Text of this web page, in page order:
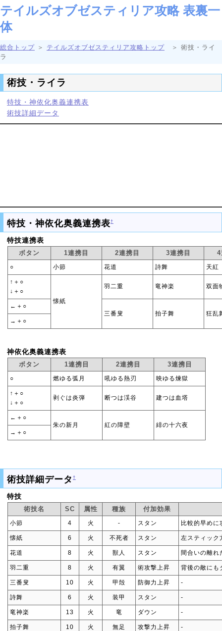
テイルズオブゼスティリア攻略 表裏一
体
総合トップ ＞ テイルズオブゼスティリア攻略トップ ＞ 術技・ライ
ラ
術技・ライラ
特技・神依化奥義連携表
術技詳細データ
特技・神依化奥義連携表†
特技連携表
ボタン 1連携目 2連携目 3連携目
○ 小節 花道 詩舞 天紅
↑＋○
↓＋○
懐紙
羽二重 竜神楽 双面
←＋○
三番叟
拍子舞
狂乱
→＋○
神依化奥義連携表
ボタン 1連携目 2連携目 3連携目
○ 燃ゆる弧月 吼ゆる熱刃 映ゆる煉獄
↑＋○
↓＋○
剥ぐは炎弾 断つは渓谷 建つは血塔
←＋○
朱の新月
紅の障壁
緋の十六夜
→＋○
術技詳細データ †
特技
術技名 SC 属性 種族 付加効果
小節 4 火 ‐ スタン 比較的早めに
懐紙 6 火 不死者 スタン 左スティック
花道 8 火 獣人 スタン 間合いの離れ
羽二重 8 火 有翼 術攻撃上昇 背後の敵にも
三番叟 10 火 甲殻 防御力上昇 ‐
詩舞 6 火 装甲 スタン ‐
竜神楽 13 火 竜 ダウン ‐
拍子舞 10 火 無足 攻撃力上昇 ‐